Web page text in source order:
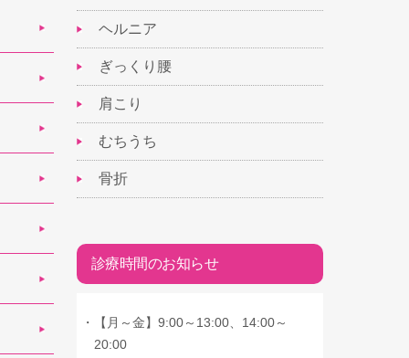
ヘルニア
ぎっくり腰
肩こり
むちうち
骨折
診療時間のお知らせ
・
【月～金】9:00～13:00、14:00～
20:00